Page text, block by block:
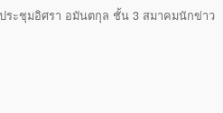
ระชุมอิศรา อมันตกุล ชั้น 3 สมาคมนักข่าว